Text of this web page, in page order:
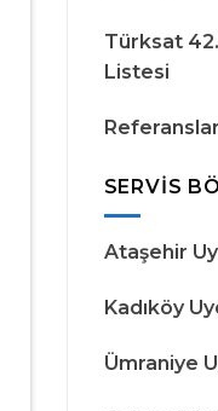
Türksat
Listesi
SERVIS
Ataşehir
Kadıköy
Ümraniye